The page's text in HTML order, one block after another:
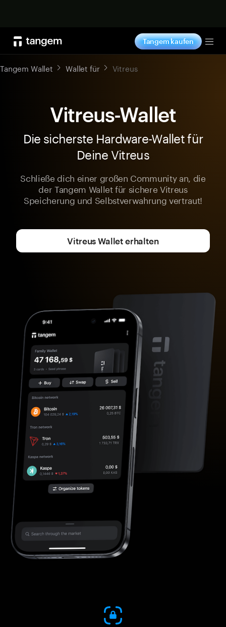
Tangem kaufen
Tangem Wallet Wallet für Vitreus
Vitreus-Wallet
Die sicherste Hardware-Wallet für
Deine Vitreus
Schließe dich einer großen Community an, die
der Tangem Wallet für sichere Vitreus
Speicherung und Selbstverwahrung vertraut!
Vitreus Wallet erhalten